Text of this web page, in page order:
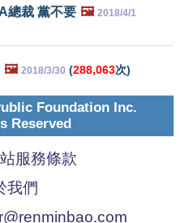
總裁 黨不要 🖼️ 2018/4/1
🖼️ 2018/3/30 (288,063次)
Foundation Inc.
Reserved
服務條款
我們